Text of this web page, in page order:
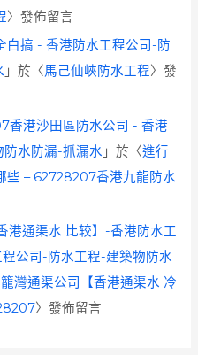
〉發佈留言
白搞 - 香港防水工程公司-防
」於〈馬己仙峽防水工程〉發
香港沙田區防水公司 - 香港
水防漏-抓漏水 」於〈進行
些 – 62728207香港九龍防水
港通渠水 比较】-香港防水工
公司-防水工程-建築物防水
灣通渠公司【香港通渠水 冷
〉發佈留言